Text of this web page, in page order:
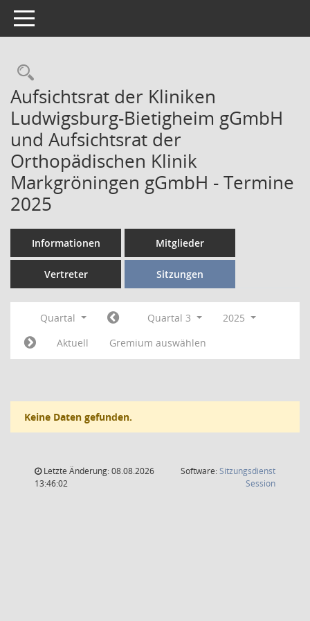
Toggle navigation
Aufsichtsrat der Kliniken
Ludwigsburg-Bietigheim gGmbH
und Aufsichtsrat der
Orthopädischen Klinik
Markgröningen gGmbH - Termine
2025
Informationen Mitglieder
Vertreter Sitzungen
Quartal Quartal 3
2025
Aktuell
Gremium auswählen
Keine Daten gefunden.
Letzte Änderung: 08.08.2026
13:46:02
Software:Sitzungsdienst
Session(Wird in